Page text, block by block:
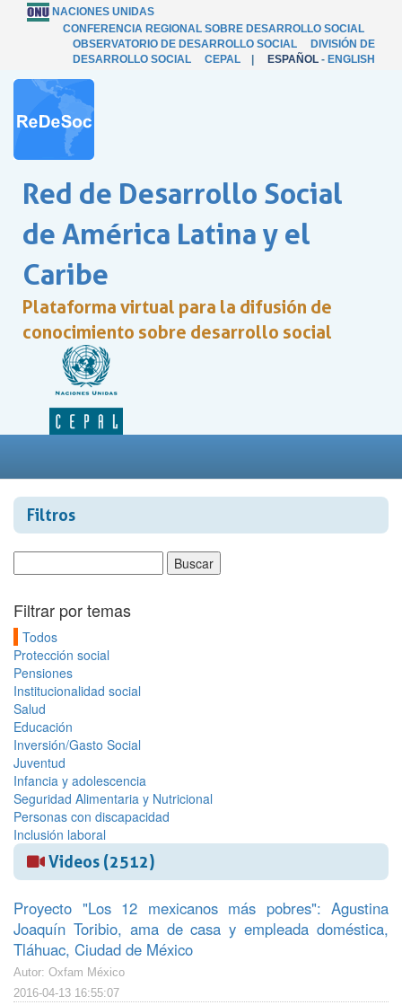
NACIONES UNIDAS
CONFERENCIA REGIONAL SOBRE DESARROLLO SOCIAL
OBSERVATORIO DE DESARROLLO SOCIAL
DIVISIÓN DE
DESARROLLO SOCIAL
CEPAL ESPAÑOL - ENGLISH
Red de Desarrollo Social
de América Latina y el
Caribe
Plataforma virtual para la difusión de
conocimiento sobre desarrollo social
Filtros
Filtrar por temas
Todos
Protección social
Pensiones
Institucionalidad social
Salud
Educación
Inversión/Gasto Social
Juventud
Infancia y adolescencia
Seguridad Alimentaria y Nutricional
Personas con discapacidad
Inclusión laboral
Videos (2512)
Proyecto "Los 12 mexicanos más pobres": Agustina
Joaquín Toribio, ama de casa y empleada doméstica,
Tláhuac, Ciudad de México
Autor: Oxfam México
2016-04-13 16:55:07